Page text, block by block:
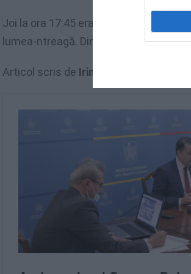
Joi la ora 17:45 erau înscriși la votul
lumea-ntreagă. Dintre care, în Italia,
Articol scris de Irina Gavriluț